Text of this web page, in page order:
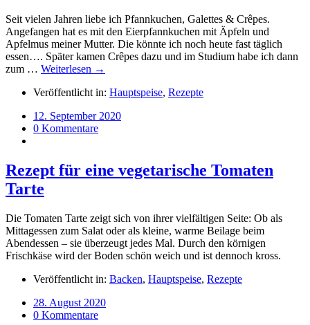
Seit vielen Jahren liebe ich Pfannkuchen, Galettes & Crêpes.
Angefangen hat es mit den Eierpfannkuchen mit Äpfeln und
Apfelmus meiner Mutter. Die könnte ich noch heute fast täglich
essen…. Später kamen Crêpes dazu und im Studium habe ich dann
zum … Weiterlesen →
Veröffentlicht in: Hauptspeise, Rezepte
12. September 2020
0 Kommentare
Rezept für eine vegetarische Tomaten
Tarte
Die Tomaten Tarte zeigt sich von ihrer vielfältigen Seite: Ob als
Mittagessen zum Salat oder als kleine, warme Beilage beim
Abendessen – sie überzeugt jedes Mal. Durch den körnigen
Frischkäse wird der Boden schön weich und ist dennoch kross.
Veröffentlicht in: Backen, Hauptspeise, Rezepte
28. August 2020
0 Kommentare